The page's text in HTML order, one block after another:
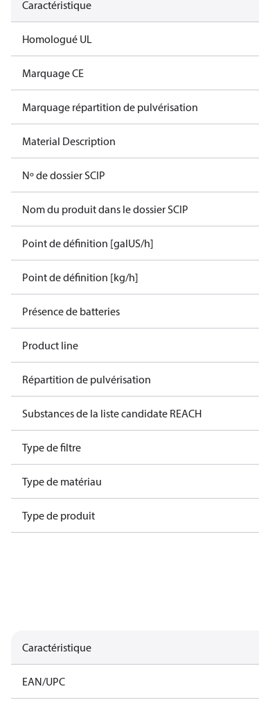
Caractéristique
Homologué UL
Marquage CE
Marquage répartition de pulvérisation
Material Description
Nº de dossier SCIP
Nom du produit dans le dossier SCIP
Point de définition [galUS/h]
Point de définition [kg/h]
Présence de batteries
Product line
Répartition de pulvérisation
Substances de la liste candidate REACH
Type de filtre
Type de matériau
Type de produit
Caractéristique
EAN/UPC